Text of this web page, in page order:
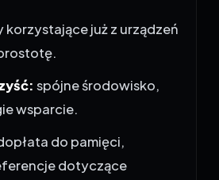
korzystające już z urządzeń
spójne środowisko,
wsparcie.
do pamięci,
dotyczące